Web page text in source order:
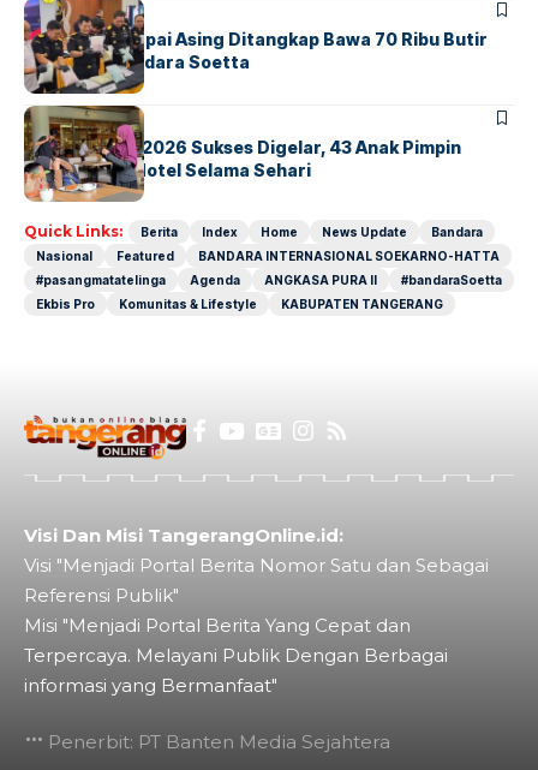
BANDARA BERITA
Kopilot Maskapai Asing Ditangkap Bawa 70 Ribu Butir
Ekstasi di Bandara Soetta
BERITAINDEX
GM For A Day 2026 Sukses Digelar, 43 Anak Pimpin
Operasional Hotel Selama Sehari
Quick Links: Berita Index Home News Update
Bandara
Nasional
Featured
BANDARA INTERNASIONAL SOEKARNO-HATTA
#pasangmatatelinga
Agenda ANGKASA PURA II
#bandaraSoetta
Ekbis Pro
Komunitas & Lifestyle KABUPATEN TANGERANG
Visi Dan Misi TangerangOnline.id:
Visi "Menjadi Portal Berita Nomor Satu dan Sebagai
Referensi Publik"
Misi "Menjadi Portal Berita Yang Cepat dan
Terpercaya. Melayani Publik Dengan Berbagai
informasi yang Bermanfaat"
Penerbit: PT Banten Media Sejahtera